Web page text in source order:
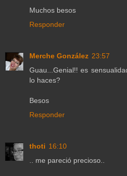
Muchos besos
Responder
Merche González 23:57
Guau...Genial!! es
lo haces?
Besos
Responder
thoti 16:10
.. me pareció precioso..